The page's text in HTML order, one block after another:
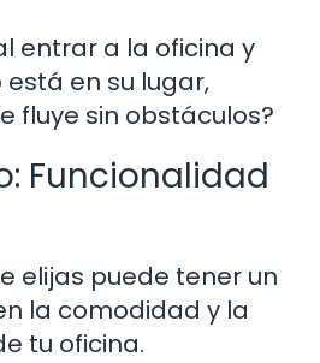
entrar a la oficina y
en su lugar,
fluye sin obstáculos?
Funcionalidad
elijas puede tener un
la comodidad y la
tu oficina.